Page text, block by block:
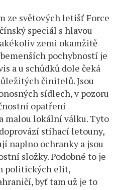
ze světových letišť Force
speciál s hlavou
zemi okamžitě
pochybností je
a u schůdků dole čeká
činitelů. Jsou
sídlech, v pozoru
opatření
malou lokální válku. Tyto
stíhací letouny,
naplno ochranky a jsou
složky. Podobné to je
politických elit,
byť tam už je to